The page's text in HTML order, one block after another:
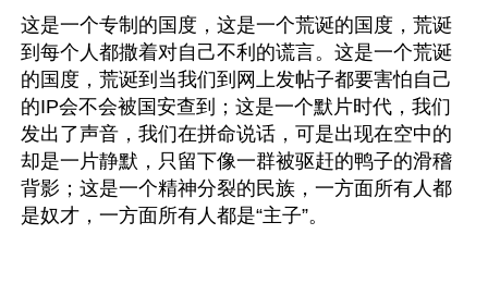
这是一个专制的国度，这是一个荒诞的国度，荒诞
到每个人都撒着对自己不利的谎言。这是一个荒诞
的国度，荒诞到当我们到网上发帖子都要害怕自己
的IP会不会被国安查到；这是一个默片时代，我们
发出了声音，我们在拼命说话，可是出现在空中的
却是一片静默，只留下像一群被驱赶的鸭子的滑稽
背影；这是一个精神分裂的民族，一方面所有人都
是奴才，一方面所有人都是“主子”。